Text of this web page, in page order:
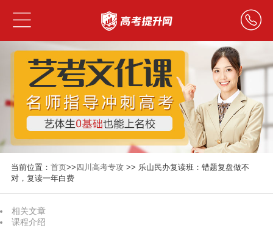
当前位置： 首页>>四川高考专攻>> 乐山民办复读班：错题复盘做不
对，复读一年白费
相关文章
课程介绍